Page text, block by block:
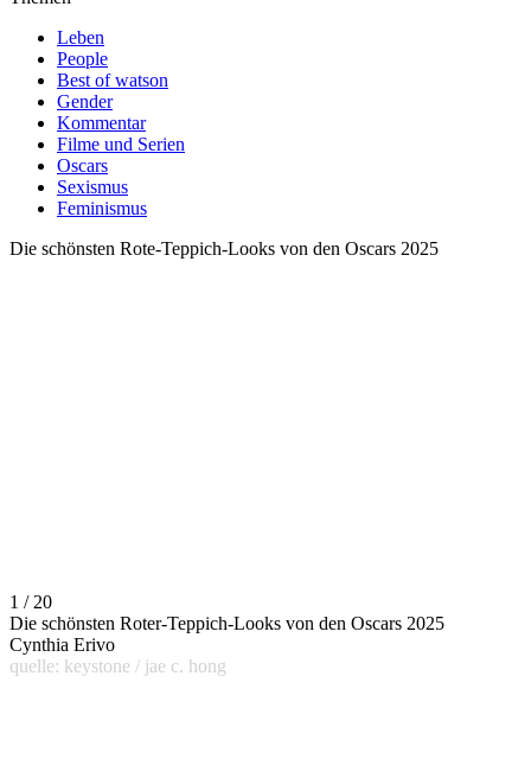
Leben
People
Best of watson
Gender
Kommentar
Filme und Serien
Oscars
Sexismus
Feminismus
Die schönsten Rote-Teppich-Looks von den Oscars 2025
1 / 20
Die schönsten Roter-Teppich-Looks von den Oscars 2025
Cynthia Erivo
quelle: keystone / jae c. hong